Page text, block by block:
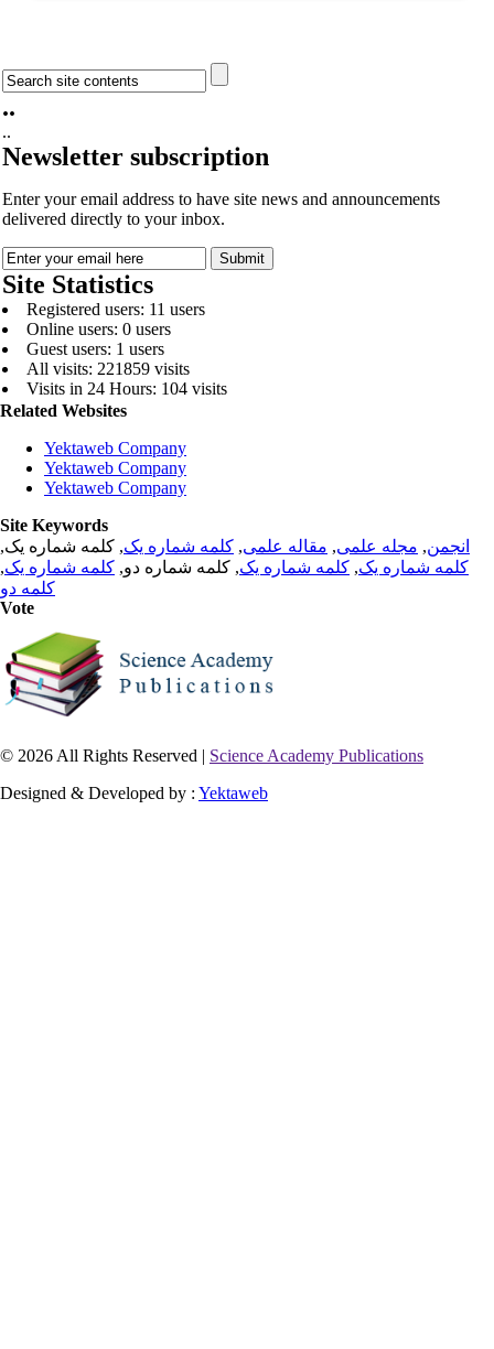
..
..
Newsletter subscription
Enter your email address to have site news and announcements
delivered directly to your inbox.
Site Statistics
Registered users: 11 users
Online users: 0 users
Guest users: 1 users
All visits: 221859 visits
Visits in 24 Hours: 104 visits
Related Websites
Yektaweb Company
Yektaweb Company
Yektaweb Company
Site Keywords
انجمن, مجله علمی, مقاله علمی, کلمه شماره یک, کلمه شماره یک,
کلمه شماره یک, کلمه شماره یک, کلمه شماره دو, کلمه شماره یک,
کلمه دو
Vote
© 2026 All Rights Reserved | Science Academy Publications
Designed & Developed by : Yektaweb